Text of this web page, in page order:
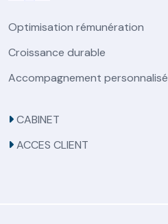
Optimisation rémunération
Croissance durable
Accompagnement personnalisé
CABINET
ACCES CLIENT